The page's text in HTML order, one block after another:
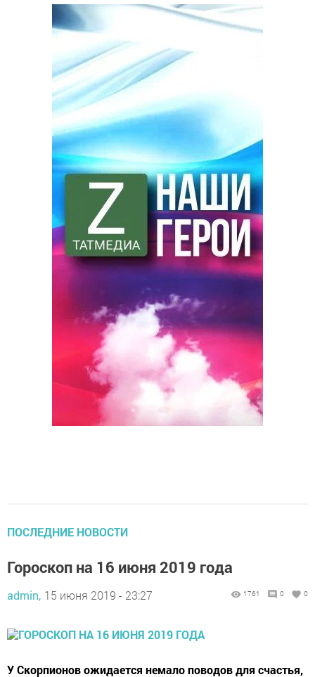
ПОСЛЕДНИЕ НОВОСТИ
Гороскоп на 16 июня 2019 года
admin, 15 июня 2019 - 23:27 1761 0 0
У Скорпионов ожидается немало поводов для счастья,